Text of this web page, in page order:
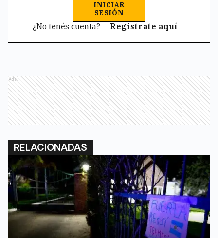
INICIAR
SESIÓN
¿No tenés cuenta? Registrate aquí
Ads
RELACIONADAS